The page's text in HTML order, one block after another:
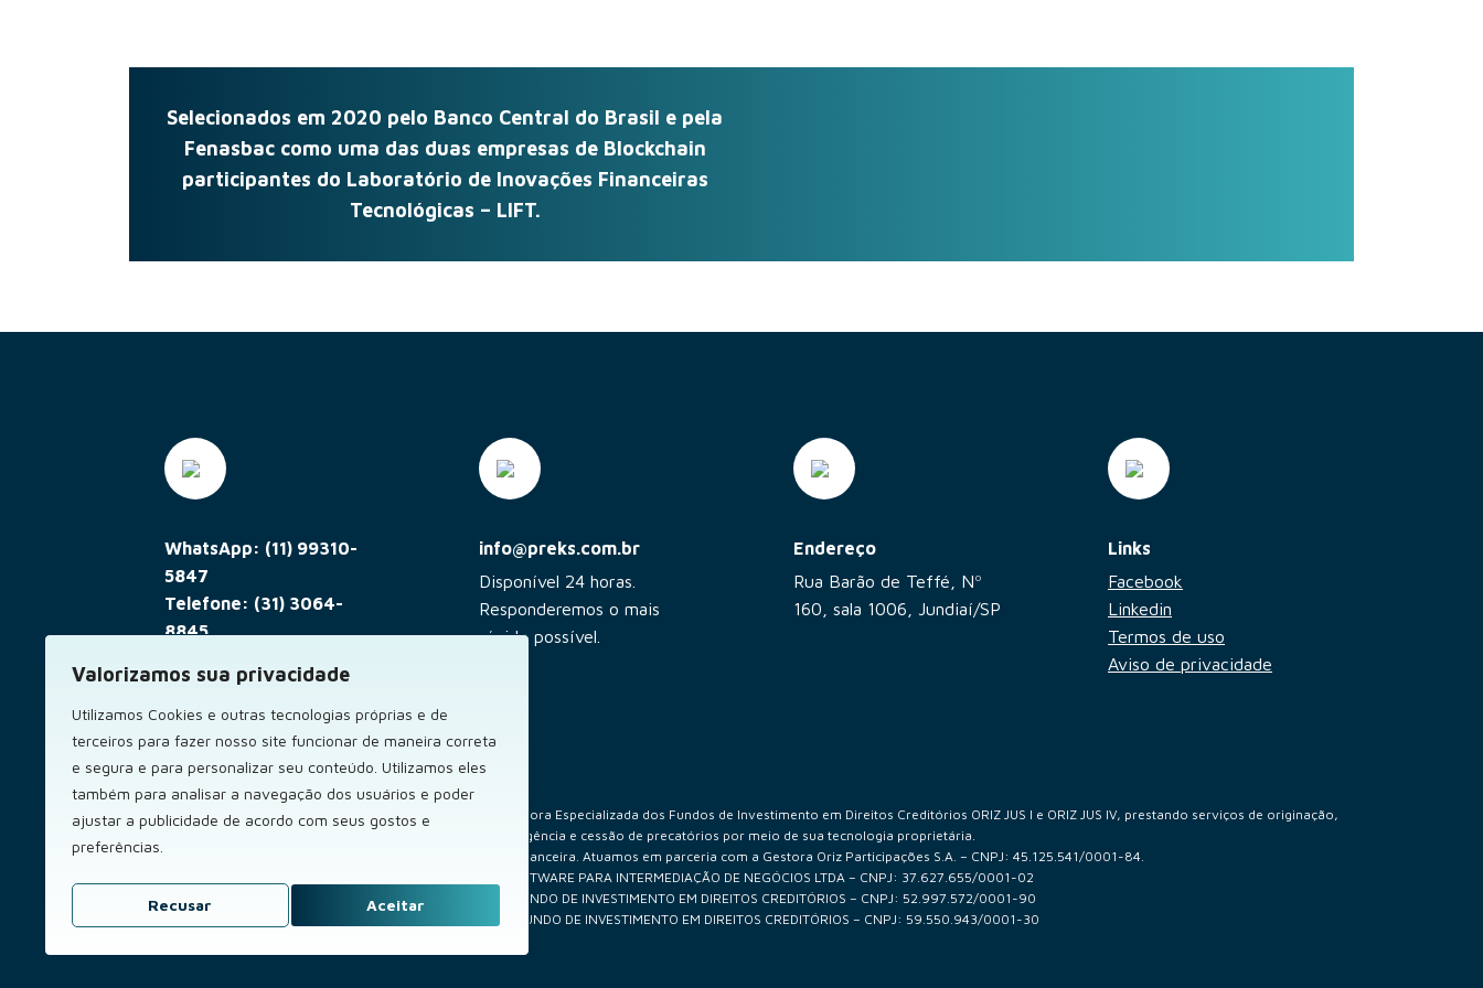
Valorizamos sua privacidade
Utilizamos Cookies e outras tecnologias próprias e de
terceiros para fazer nosso site funcionar de maneira correta
e segura e para personalizar seu conteúdo. Utilizamos eles
também para analisar a navegação dos usuários e poder
ajustar a publicidade de acordo com seus gostos e
preferências.
Recusar Aceitar
Selecionados em 2020 pelo Banco Central do Brasil e pela
Fenasbac como uma das duas empresas de Blockchain
participantes do Laboratório de Inovações Financeiras
Tecnológicas – LIFT.
WhatsApp: (11) 99310-
5847
Telefone: (31) 3064-
8845
De segunda a sexta, das
9h às 13h e das 14h às
18h, exceto em feriados.
info@preks.com.br
Disponível 24 horas.
Responderemos o mais
rápido possível.
Endereço
Rua Barão de Teffé, Nº
160, sala 1006, Jundiaí/SP
Links
Facebook
Linkedin
Termos de uso
Aviso de privacidade
A Preks é uma empresa de tecnologia que atua como Consultora Especializada dos Fundos de Investimento em Direitos Creditórios ORIZ JUS I e ORIZ JUS IV, prestando serviços de originação,
diligência e cessão de precatórios por meio de sua tecnologia proprietária.
Não somos uma instituição financeira. Atuamos em parceria com a Gestora Oriz Participações S.A. – CNPJ: 45.125.541/0001-84.
PREKS – SOFTWARE PARA INTERMEDIAÇÃO DE NEGÓCIOS LTDA – CNPJ: 37.627.655/0001-02
ORIZ JUS I FUNDO DE INVESTIMENTO EM DIREITOS CREDITÓRIOS – CNPJ: 52.997.572/0001-90
ORIZ JUS IV FUNDO DE INVESTIMENTO EM DIREITOS CREDITÓRIOS – CNPJ: 59.550.943/0001-30